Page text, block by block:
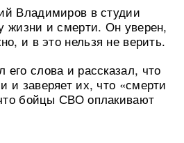
Владимиров в студии
жизни и смерти. Он уверен,
и в это нельзя не верить.
слова и рассказал, что
и заверяет их, что «смерти
бойцы СВО оплакивают